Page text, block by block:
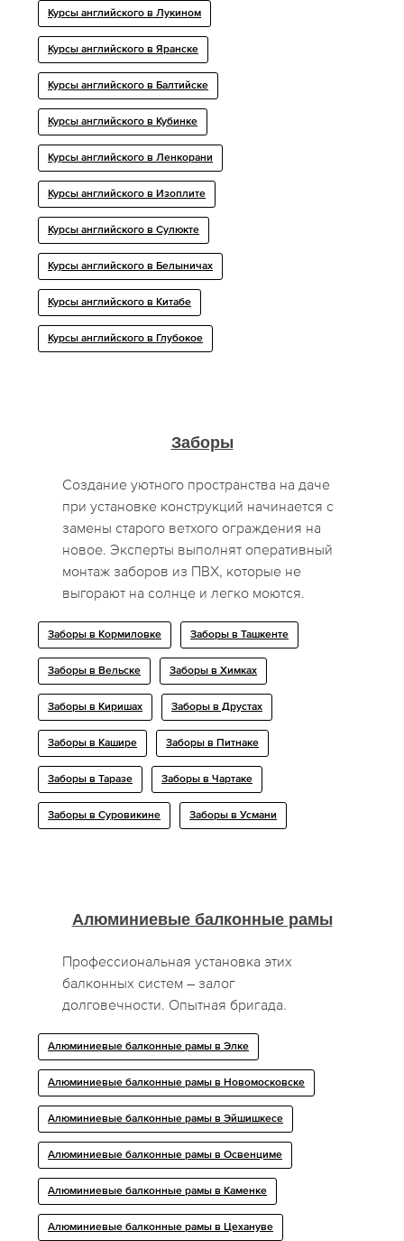
Курсы английского в Лукином
Курсы английского в Яранске
Курсы английского в Балтийске
Курсы английского в Кубинке
Курсы английского в Ленкорани
Курсы английского в Изоплите
Курсы английского в Сулюкте
Курсы английского в Белыничах
Курсы английского в Китабе
Курсы английского в Глубокое
Заборы
Создание уютного пространства на даче
при установке конструкций начинается с
замены старого ветхого ограждения на
новое. Эксперты выполнят оперативный
монтаж заборов из ПВХ, которые не
выгорают на солнце и легко моются.
Заборы в Кормиловке Заборы в Ташкенте
Заборы в Вельске Заборы в Химках
Заборы в Киришах Заборы в Друстах
Заборы в Кашире Заборы в Питнаке
Заборы в Таразе Заборы в Чартаке
Заборы в Суровикине Заборы в Усмани
Алюминиевые балконные рамы
Профессиональная установка этих
балконных систем – залог
долговечности. Опытная бригада.
Алюминиевые балконные рамы в Элке
Алюминиевые балконные рамы в Новомосковске
Алюминиевые балконные рамы в Эйшишкесе
Алюминиевые балконные рамы в Освенциме
Алюминиевые балконные рамы в Каменке
Алюминиевые балконные рамы в Цехануве